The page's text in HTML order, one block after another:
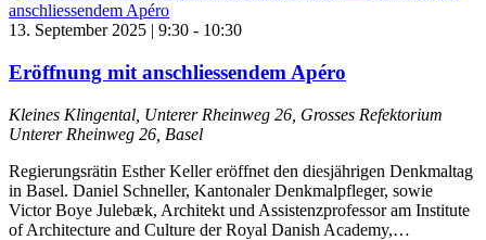
13. September 2025 | 9:30 - 10:30
Eröffnung mit anschliessendem Apéro
Kleines Klingental, Unterer Rheinweg 26, Grosses Refektorium
Unterer Rheinweg 26, Basel
Regierungsrätin Esther Keller eröffnet den diesjährigen Denkmaltag
in Basel. Daniel Schneller, Kantonaler Denkmalpfleger, sowie
Victor Boye Julebæk, Architekt und Assistenzprofessor am Institute
of Architecture and Culture der Royal Danish Academy,…